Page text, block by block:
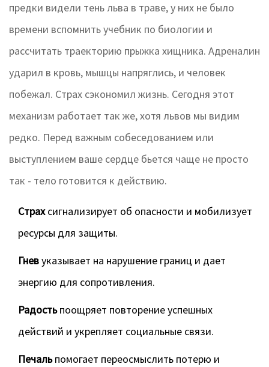
предки видели тень льва в траве, у них не было
времени вспомнить учебник по биологии и
рассчитать траекторию прыжка хищника. Адреналин
ударил в кровь, мышцы напряглись, и человек
побежал. Страх сэкономил жизнь. Сегодня этот
механизм работает так же, хотя львов мы видим
редко. Перед важным собеседованием или
выступлением ваше сердце бьется чаще не просто
так - тело готовится к действию.
Страхсигнализирует об опасности и мобилизует
ресурсы для защиты.
Гневуказывает на нарушение границ и дает
энергию для сопротивления.
Радостьпоощряет повторение успешных
действий и укрепляет социальные связи.
Печальпомогает переосмыслить потерю и